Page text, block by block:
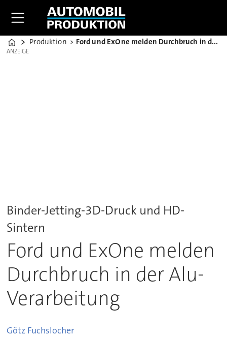
Home
Produktion Ford und ExOne melden Durchbruch in der Alu-Verarbeitung
ANZEIGE
ANZEIGE
Binder-Jetting-3D-Druck und HD-
Sintern
Ford und ExOne melden
Durchbruch in der Alu-
Verarbeitung
Götz Fuchslocher